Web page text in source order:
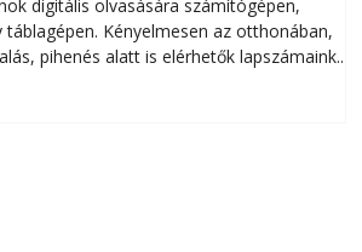
digitális olvasására számítógépen,
Kényelmesen az otthonában,
pihenés alatt is elérhetők lapszámaink.